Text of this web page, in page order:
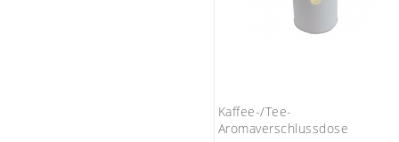
Kaffee-/Tee-
Aromaverschlussdose